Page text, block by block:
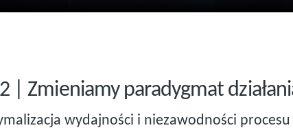
| Zmieniamy paradygmat
wydajności i niezawodności